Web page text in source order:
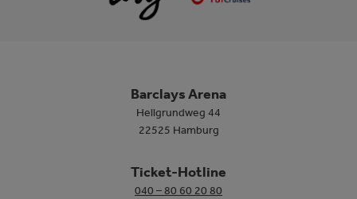
Barclays Arena
Hellgrundweg 44
22525 Hamburg
Ticket-Hotline
040 – 80 60 20 80